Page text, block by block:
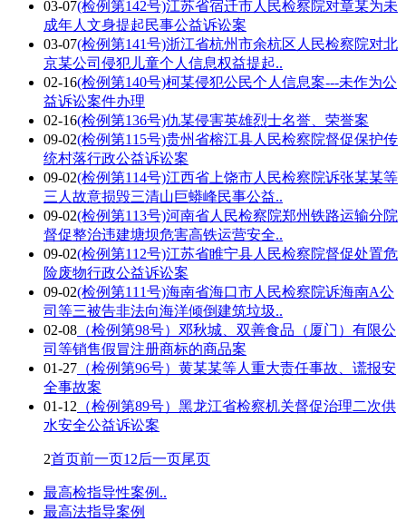
03-07(检例第142号)江苏省宿迁市人民检察院对章某为未
成年人文身提起民事公益诉讼案
03-07(检例第141号)浙江省杭州市余杭区人民检察院对北
京某公司侵犯儿童个人信息权益提起..
02-16(检例第140号)柯某侵犯公民个人信息案---未作为公
益诉讼案件办理
02-16(检例第136号)仇某侵害英雄烈士名誉、荣誉案
09-02(检例第115号)贵州省榕江县人民检察院督促保护传
统村落行政公益诉讼案
09-02(检例第114号)江西省上饶市人民检察院诉张某某等
三人故意损毁三清山巨蟒峰民事公益..
09-02(检例第113号)河南省人民检察院郑州铁路运输分院
督促整治违建塘坝危害高铁运营安全..
09-02(检例第112号)江苏省睢宁县人民检察院督促处置危
险废物行政公益诉讼案
09-02(检例第111号)海南省海口市人民检察院诉海南A公
司等三被告非法向海洋倾倒建筑垃圾..
02-08 （检例第98号）邓秋城、双善食品（厦门）有限公
司等销售假冒注册商标的商品案
01-27 （检例第96号）黄某某等人重大责任事故、谎报安
全事故案
01-12 （检例第89号）黑龙江省检察机关督促治理二次供
水安全公益诉讼案
2首页前一页1 2后一页尾页
最高检指导性案例..
最高法指导案例